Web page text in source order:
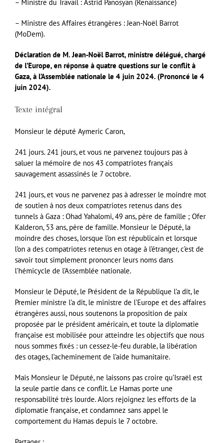
– Ministre du Travail : Astrid Panosyan (Renaissance)
– Ministre des Affaires étrangères : Jean-Noël Barrot
(MoDem).
Déclaration de M. Jean-Noël Barrot, ministre délégué, chargé
de l’Europe, en réponse à quatre questions sur le conflit à
Gaza, à l’Assemblée nationale le 4 juin 2024. (Prononcé le 4
juin 2024).
Texte intégral
Monsieur le député Aymeric Caron,
241 jours. 241 jours, et vous ne parvenez toujours pas à
saluer la mémoire de nos 43 compatriotes français
sauvagement assassinés le 7 octobre.
241 jours, et vous ne parvenez pas à adresser le moindre mot
de soutien à nos deux compatriotes retenus dans des
tunnels à Gaza : Ohad Yahalomi, 49 ans, père de famille ; Ofer
Kalderon, 53 ans, père de famille. Monsieur le Député, la
moindre des choses, lorsque l’on est républicain et lorsque
l’on a des compatriotes retenus en otage à l’étranger, c’est de
savoir tout simplement prononcer leurs noms dans
l’hémicycle de l’Assemblée nationale.
Monsieur le Député, le Président de la République l’a dit, le
Premier ministre l’a dit, le ministre de l’Europe et des affaires
étrangères aussi, nous soutenons la proposition de paix
proposée par le président américain, et toute la diplomatie
française est mobilisée pour atteindre les objectifs que nous
nous sommes fixés : un cessez-le-feu durable, la libération
des otages, l’acheminement de l’aide humanitaire.
Mais Monsieur le Député, ne laissons pas croire qu’Israël est
la seule partie dans ce conflit. Le Hamas porte une
responsabilité très lourde. Alors rejoignez les efforts de la
diplomatie française, et condamnez sans appel le
comportement du Hamas depuis le 7 octobre.